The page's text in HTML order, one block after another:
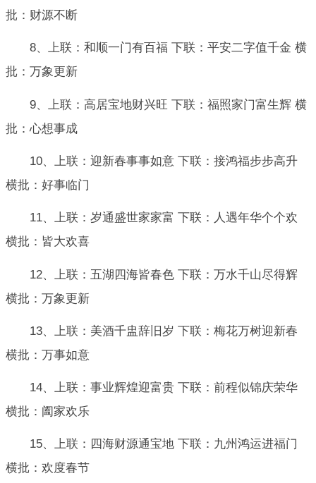
批：财源不断
8、上联：和顺一门有百福 下联：平安二字值千金 横
批：万象更新
9、上联：高居宝地财兴旺 下联：福照家门富生辉 横
批：心想事成
10、上联：迎新春事事如意 下联：接鸿福步步高升
横批：好事临门
11、上联：岁通盛世家家富 下联：人遇年华个个欢
横批：皆大欢喜
12、上联：五湖四海皆春色 下联：万水千山尽得辉
横批：万象更新
13、上联：美酒千盅辞旧岁 下联：梅花万树迎新春
横批：万事如意
14、上联：事业辉煌迎富贵 下联：前程似锦庆荣华
横批：阖家欢乐
15、上联：四海财源通宝地 下联：九州鸿运进福门
横批：欢度春节